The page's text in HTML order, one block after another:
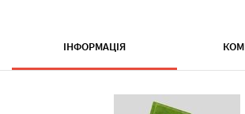
ІНФОРМАЦІЯ